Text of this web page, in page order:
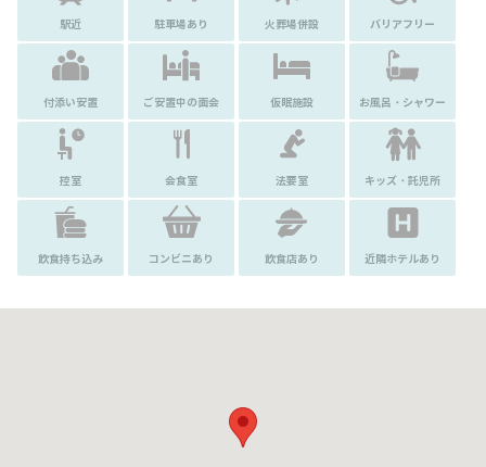
駅近 駐車場あり 火葬場併設 バリアフリー
付添い安置 ご安置中の面会 仮眠施設 お風呂・シャワー
控室 会食室 法要室 キッズ・託児所
飲食持ち込み コンビニあり 飲食店あり 近隣ホテルあり